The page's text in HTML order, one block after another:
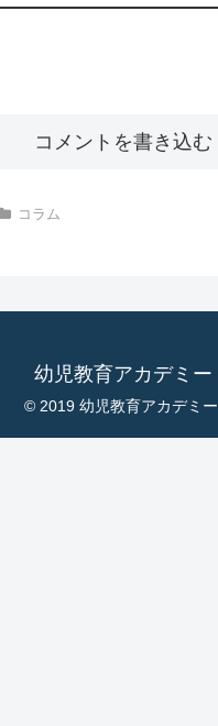
コメントを書き込む
コラム
幼児教育アカデミー
© 2019 幼児教育アカデミー.